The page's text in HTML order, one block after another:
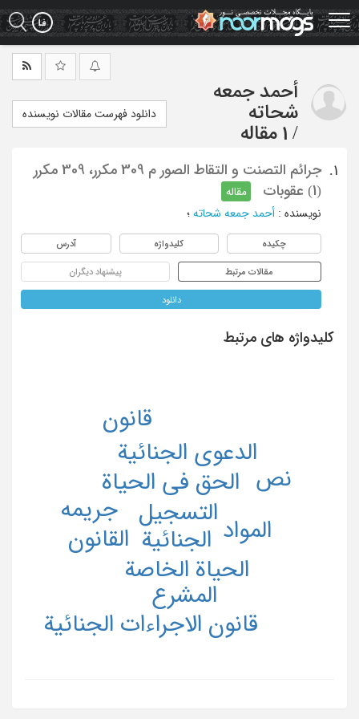
Skip
to
main
أحمد جمعه
شحاته
/ 1 مقاله
دانلود فهرست مقالات نویسنده
1.
جرائم التصنت و التقاط الصور م 309 مکرر، 309 مکرر
(1) عقوبات
مقاله
نویسنده : أحمد جمعه شحاته ؛
چکیده کلیدواژه آدرس
مقالات مرتبط پیشنهاد دیگران
دانلود
کلیدواژه های مرتبط
التسجیل
الجنائیة
الحق فی الحیاة
الحیاة الخاصة
الدعوی الجنائیة
القانون
المشرع
المواد
جریمه
قانون
قانون الاجراءات الجنائیة
نص